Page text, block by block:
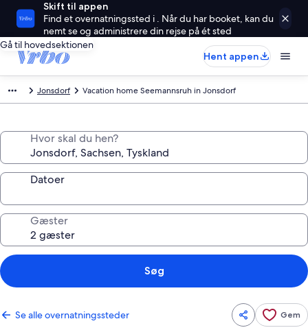
Skift til appen
Find et overnatningssted i . Når du har booket, kan du
nemt se og administrere din rejse på ét sted
Gå til hovedsektionen
Hent appen
Jonsdorf Vacation home Seemannsruh in Jonsdorf
Hvor skal du hen?
Datoer
Gæster
Søg
Se alle overnatningssteder Gem